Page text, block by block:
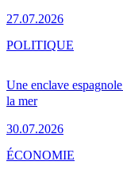
27.07.2026
Une enclave
la mer
30.07.2026
POLITIQUE
ÉCONOMIE